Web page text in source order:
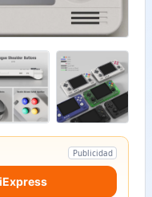
Publicidad